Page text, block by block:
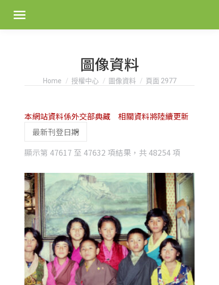
圖像資料
You are here:
Home 授權中心 圖像資料 頁面 2977
顯示第 47617 至 47632 項結果，共 48254 項
latest
本網站資料係外交部典藏 相關資料將陸續更新